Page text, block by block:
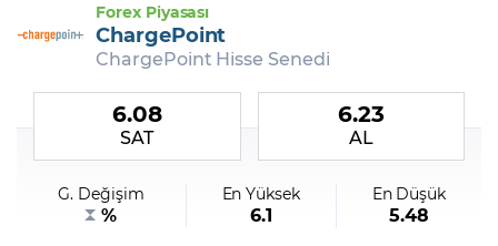
Şifremi Unuttum
Forex Piyasası
ChargePoint
ChargePoint Hisse Senedi
6.08
SAT
6.23
AL
G. Değişim
%
En Yüksek
6.1
En Düşük
5.48